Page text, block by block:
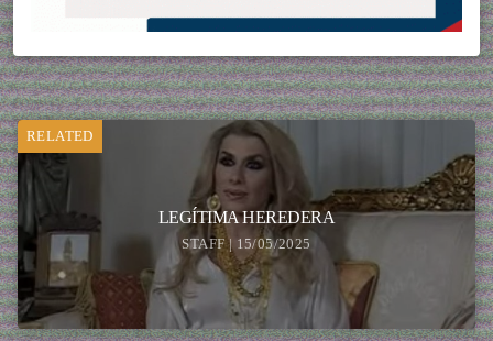
RELATED
LEGÍTIMA HEREDERA
STAFF | 15/05/2025